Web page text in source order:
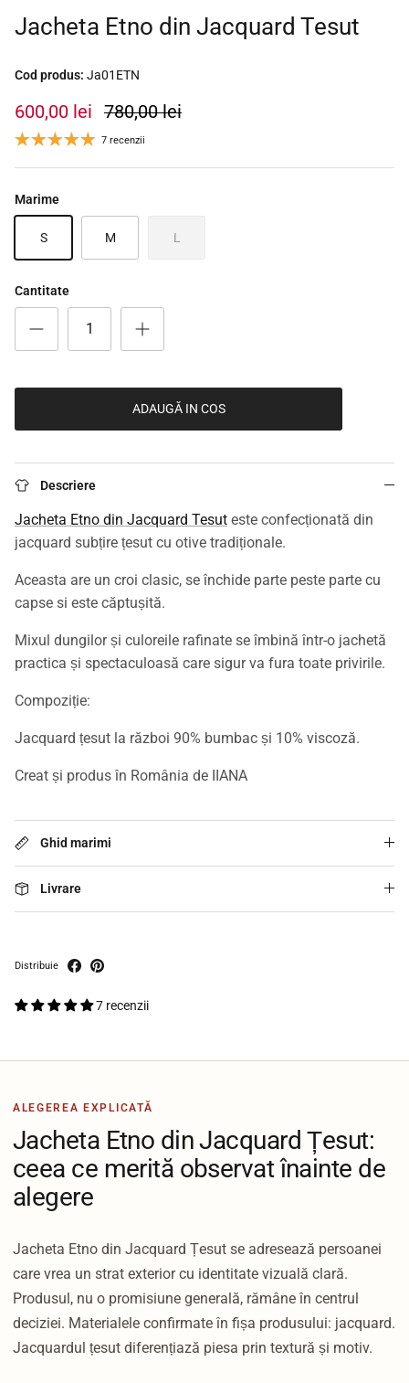
Jacheta Etno din Jacquard Tesut
Cod produs: Ja01ETN
600,00 lei 780,00 lei
7 recenzii
Marime
S M L
Cantitate
ADAUGĂ IN COS
Descriere
Jacheta Etno din Jacquard Tesut este confecționată din
jacquard subțire țesut cu otive tradiționale.
Aceasta are un croi clasic, se închide parte peste parte cu
capse si este căptușită.
Mixul dungilor și culoreile rafinate se îmbină într-o jachetă
practica și spectaculoasă care sigur va fura toate privirile.
Compoziție:
Jacquard țesut la război 90% bumbac și 10% viscoză.
Creat și produs în România de IIANA
Ghid marimi
Livrare
Distribuie
7 recenzii
ALEGEREA EXPLICATĂ
Jacheta Etno din Jacquard Țesut:
ceea ce merită observat înainte de
alegere
Jacheta Etno din Jacquard Țesut se adresează persoanei
care vrea un strat exterior cu identitate vizuală clară.
Produsul, nu o promisiune generală, rămâne în centrul
deciziei. Materialele confirmate în fișa produsului: jacquard.
Jacquardul țesut diferențiază piesa prin textură și motiv.